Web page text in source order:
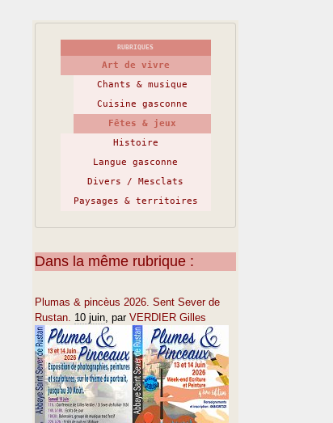
RUBRIQUES
Art de vivre
Chants & musique
Cuisine gasconne
Fêtes & jeux
Histoire
Langue gasconne
Divers / Mesclats
Paysages & territoires
Dans la même rubrique :
Plumas & pincèus 2026. Sent Sever de
Rustan. 10 juin, par VERDIER Gilles